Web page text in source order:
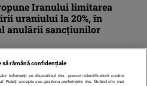
Iranului limitarea
uraniului la 20%, în
anulării sancţiunilor
să rămână confidențiale
informații pe dispozitivul dvs., precum identificatorii cookie
Puteți accepta sau gestiona preferințele dvs. făcând clic mai